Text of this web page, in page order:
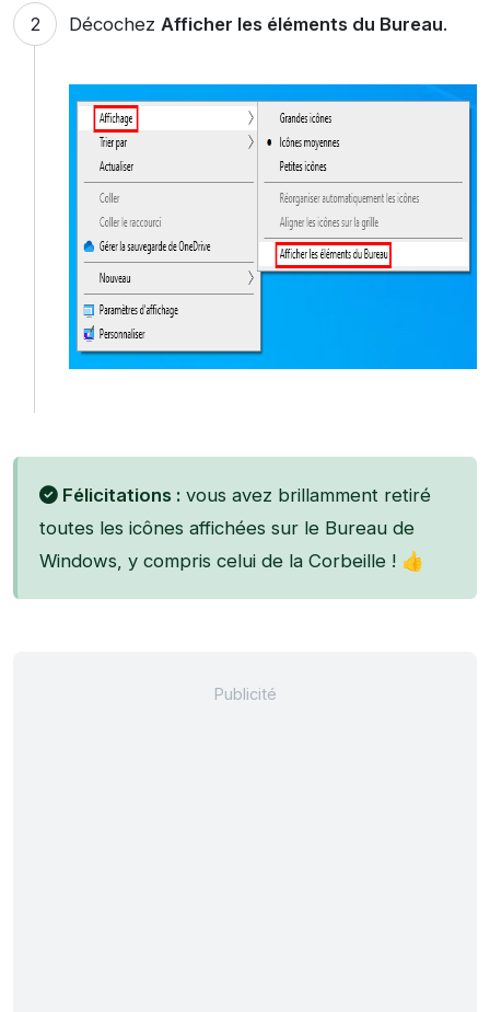
Décochez Afficher les éléments du Bureau.
Félicitations : vous avez brillamment retiré
toutes les icônes affichées sur le Bureau de
Windows, y compris celui de la Corbeille ! 👍